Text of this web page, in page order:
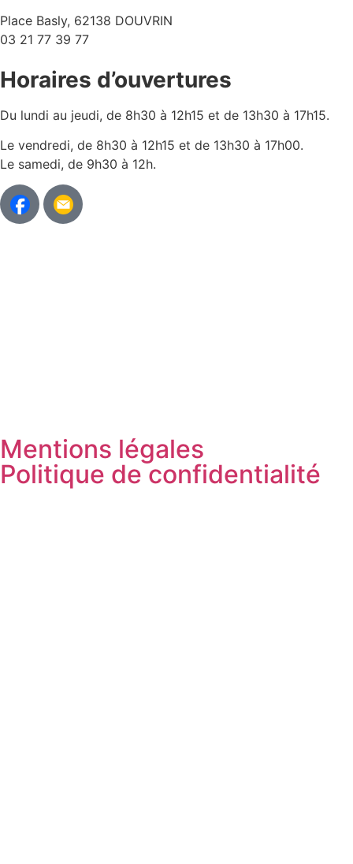
Place Basly, 62138 DOUVRIN
03 21 77 39 77
Horaires d’ouvertures
Du lundi au jeudi, de 8h30 à 12h15 et de 13h30 à 17h15.
Le vendredi, de 8h30 à 12h15 et de 13h30 à 17h00.
Le samedi, de 9h30 à 12h.
Mentions légales
Politique de confidentialité